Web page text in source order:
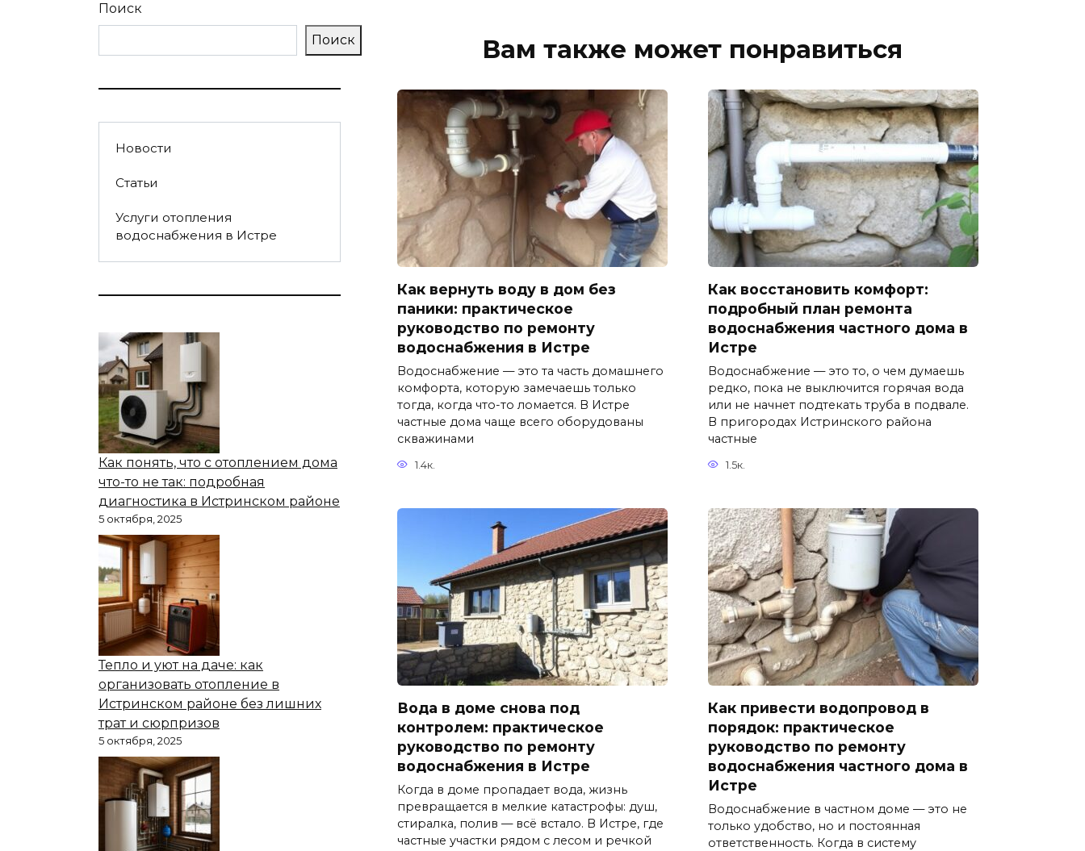
Вам также может понравиться
Как вернуть воду в дом без
паники: практическое
руководство по ремонту
водоснабжения в Истре
Водоснабжение — это та часть домашнего
комфорта, которую замечаешь только
тогда, когда что-то ломается. В Истре
частные дома чаще всего оборудованы
скважинами
1.4к.
Как восстановить комфорт:
подробный план ремонта
водоснабжения частного дома в
Истре
Водоснабжение — это то, о чем думаешь
редко, пока не выключится горячая вода
или не начнет подтекать труба в подвале.
В пригородах Истринского района
частные
1.5к.
Вода в доме снова под
контролем: практическое
руководство по ремонту
водоснабжения в Истре
Когда в доме пропадает вода, жизнь
превращается в мелкие катастрофы: душ,
стиралка, полив — всё встало. В Истре, где
частные участки рядом с лесом и речкой
Как привести водопровод в
порядок: практическое
руководство по ремонту
водоснабжения частного дома в
Истре
Водоснабжение в частном доме — это не
только удобство, но и постоянная
ответственность. Когда в систему
Поиск
Поиск
Новости
Статьи
Услуги отопления
водоснабжения в Истре
Как понять, что с отоплением дома
что-то не так: подробная
диагностика в Истринском районе
5 октября, 2025
Тепло и уют на даче: как
организовать отопление в
Истринском районе без лишних
трат и сюрпризов
5 октября, 2025